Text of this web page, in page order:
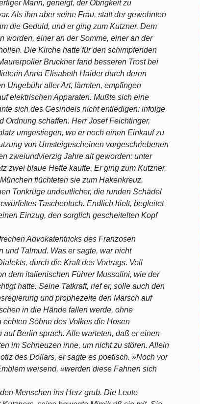
Mann, geneigt, der Obrigkeit zu
Als ihm aber seine Frau, statt der gewohnten
die Geduld, und er ging zum Kutzner. Dem
worden, einer an der Somme, einer an der
Die Kirche hatte für den schimpfenden
Bruckner fand besseren Trost bei
Anna Elisabeth Haider durch deren
Ungebühr aller Art, lärmten, empfingen
elektrischen Apparaten. Mußte sich eine
sich des Gesindels nicht entledigen: infolge
Ordnung schaffen. Herr Josef Feichtinger,
umgestiegen, wo er noch einen Einkauf zu
von Umsteigescheinen vorgeschriebenen
zweiundvierzig Jahre alt geworden: unter
zwei blaue Hefte kaufte. Er ging zum Kutzner.
flüchteten sie zum Hakenkreuz.
Tonkrüge undeutlicher, die runden Schädel
Taschentuch. Endlich hielt, begleitet
Einzug, den sorglich gescheitelten Kopf
Advokatentricks des Franzosen
und Talmud. Was er sagte, war nicht
durch die Kraft des Vortrags. Voll
dem italienischen Führer Mussolini, wie der
hatte. Seine Tatkraft, rief er, solle auch den
und prophezeite den Marsch auf
in die Hände fallen werde, ohne
Söhne des Volkes die Hosen
Berlin sprach. Alle warteten, daß er einen
im Schneuzen inne, um nicht zu stören. Allein
des Dollars, er sagte es poetisch. »Noch vor
weisend, »werden diese Fahnen sich
Menschen ins Herz grub. Die Leute